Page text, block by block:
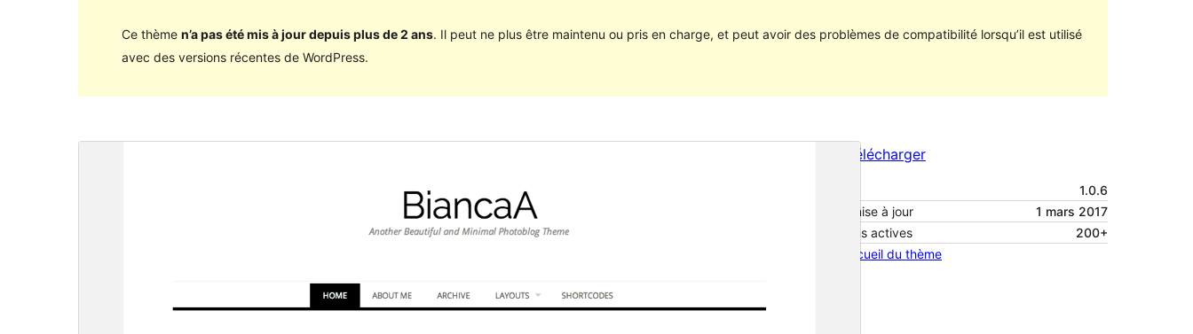
Ce thème n’a pas été mis à jour depuis plus de 2 ans. Il peut ne plus être maintenu ou pris en charge, et peut avoir des problèmes de compatibilité lorsqu’il est utilisé
avec des versions récentes de WordPress.
Télécharger
1.0.6
Dernière mise à jour
1 mars 2017
Installations actives
200+
Page d’accueil du thème